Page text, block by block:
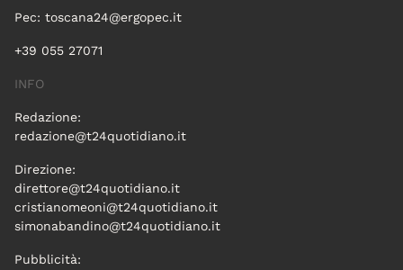
Pec: toscana24@ergopec.it
+39 055 27071
INFO
Redazione:
redazione@t24quotidiano.it
Direzione:
direttore@t24quotidiano.it
cristianomeoni@t24quotidiano.it
simonabandino@t24quotidiano.it
Pubblicità: